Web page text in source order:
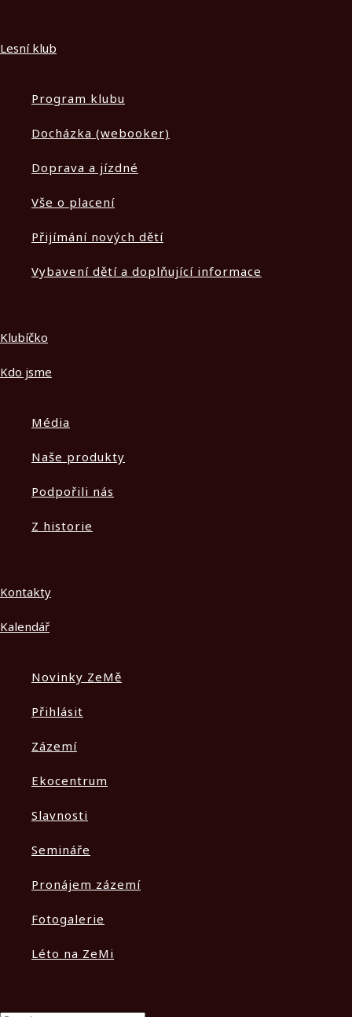
Lesní klub
Program klubu
Docházka (webooker)
Doprava a jízdné
Vše o placení
Přijímání nových dětí
Vybavení dětí a doplňující informace
Klubíčko
Kdo jsme
Média
Naše produkty
Podpořili nás
Z historie
Kontakty
Kalendář
Novinky ZeMě
Přihlásit
Zázemí
Ekocentrum
Slavnosti
Semináře
Pronájem zázemí
Fotogalerie
Léto na ZeMi